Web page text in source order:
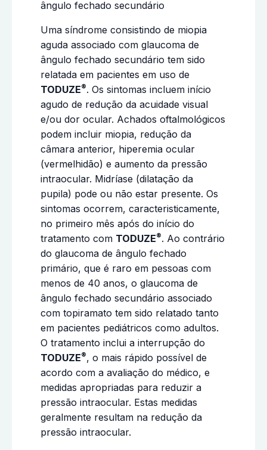
ângulo fechado secundário
Uma síndrome consistindo de miopia
aguda associado com glaucoma de
ângulo fechado secundário tem sido
relatada em pacientes em uso de
TODUZE®. Os sintomas incluem início
agudo de redução da acuidade visual
e/ou dor ocular. Achados oftalmológicos
podem incluir miopia, redução da
câmara anterior, hiperemia ocular
(vermelhidão) e aumento da pressão
intraocular. Midríase (dilatação da
pupila) pode ou não estar presente. Os
sintomas ocorrem, caracteristicamente,
no primeiro mês após do início do
tratamento com TODUZE®. Ao contrário
do glaucoma de ângulo fechado
primário, que é raro em pessoas com
menos de 40 anos, o glaucoma de
ângulo fechado secundário associado
com topiramato tem sido relatado tanto
em pacientes pediátricos como adultos.
O tratamento inclui a interrupção do
TODUZE®, o mais rápido possível de
acordo com a avaliação do médico, e
medidas apropriadas para reduzir a
pressão intraocular. Estas medidas
geralmente resultam na redução da
pressão intraocular.